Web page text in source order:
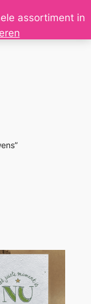
assortiment in